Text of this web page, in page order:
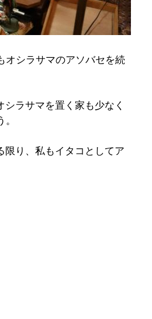
オシラサマのアソバセを続
ラサマを置く家も少なく
限り、私もイタコとしてア